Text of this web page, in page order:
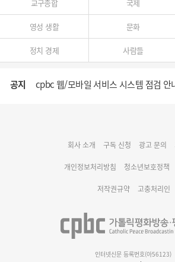
교구종합 국제
영성 생활 문화
정치 경제 사람들
공지 cpbc 웹/모바일 서비스 시스템 점검 안
명동 미디어큐브 & 1898 미디어월 공모
회사 소개 구독 신청 광고 문의
개인정보처리방침 청소년보호정책
저작권규약 고충처리인
인터넷신문 등록번호(아56123)